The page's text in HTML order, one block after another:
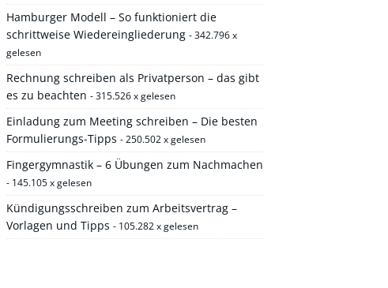
Hamburger Modell – So funktioniert die
schrittweise Wiedereingliederung - 342.796 x
gelesen
Rechnung schreiben als Privatperson – das gibt
es zu beachten - 315.526 x gelesen
Einladung zum Meeting schreiben – Die besten
Formulierungs-Tipps - 250.502 x gelesen
Fingergymnastik – 6 Übungen zum Nachmachen
- 145.105 x gelesen
Kündigungsschreiben zum Arbeitsvertrag –
Vorlagen und Tipps - 105.282 x gelesen